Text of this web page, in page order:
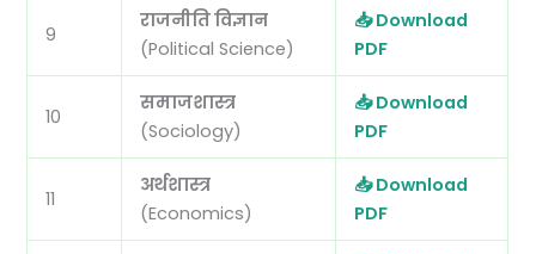
9
राजनीति विज्ञान
(Political Science)
📥 Download
PDF
10
समाजशास्त्र
(Sociology)
📥 Download
PDF
11
अर्थशास्त्र
(Economics)
📥 Download
PDF